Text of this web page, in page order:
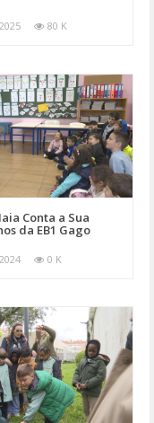
80 K
Conta a Sua
da EB1 Gago
0 K